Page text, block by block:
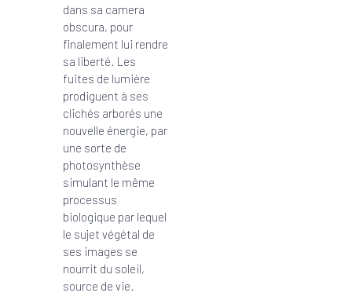
dans sa camera
obscura, pour
finalement lui rendre
sa liberté. Les
fuites de lumière
prodiguent à ses
clichés arborés une
nouvelle énergie, par
une sorte de
photosynthèse
simulant le même
processus
biologique par lequel
le sujet végétal de
ses images se
nourrit du soleil,
source de vie.